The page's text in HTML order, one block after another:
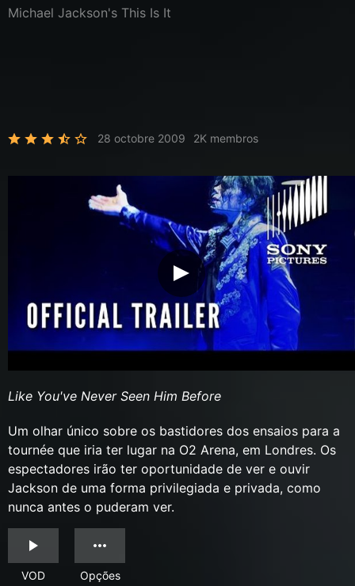
Michael Jackson's This Is It
28 octobre 2009 2K membros
Like You've Never Seen Him Before
Um olhar único sobre os bastidores dos ensaios para a
tournée que iria ter lugar na O2 Arena, em Londres. Os
espectadores irão ter oportunidade de ver e ouvir
Jackson de uma forma privilegiada e privada, como
nunca antes o puderam ver.
VOD Opções